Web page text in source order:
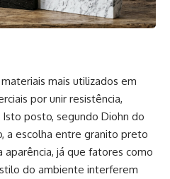
mais utilizados em
por unir resistência,
posto, segundo Diohn do
a escolha entre granito preto
já que fatores como
do ambiente interferem